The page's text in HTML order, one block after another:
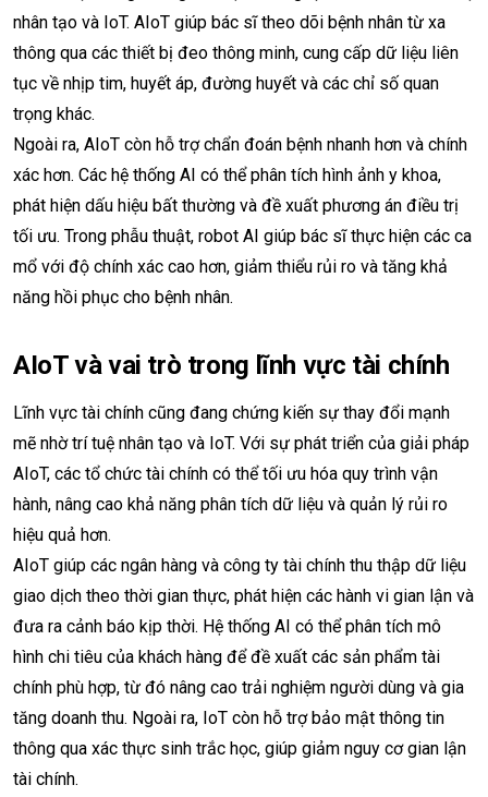
nhân tạo và IoT. AIoT giúp bác sĩ theo dõi bệnh nhân từ xa
thông qua các thiết bị đeo thông minh, cung cấp dữ liệu liên
tục về nhịp tim, huyết áp, đường huyết và các chỉ số quan
trọng khác.
Ngoài ra, AIoT còn hỗ trợ chẩn đoán bệnh nhanh hơn và chính
xác hơn. Các hệ thống AI có thể phân tích hình ảnh y khoa,
phát hiện dấu hiệu bất thường và đề xuất phương án điều trị
tối ưu. Trong phẫu thuật, robot AI giúp bác sĩ thực hiện các ca
mổ với độ chính xác cao hơn, giảm thiểu rủi ro và tăng khả
năng hồi phục cho bệnh nhân.
AIoT và vai trò trong lĩnh vực tài chính
Lĩnh vực tài chính cũng đang chứng kiến sự thay đổi mạnh
mẽ nhờ trí tuệ nhân tạo và IoT. Với sự phát triển của giải pháp
AIoT, các tổ chức tài chính có thể tối ưu hóa quy trình vận
hành, nâng cao khả năng phân tích dữ liệu và quản lý rủi ro
hiệu quả hơn.
AIoT giúp các ngân hàng và công ty tài chính thu thập dữ liệu
giao dịch theo thời gian thực, phát hiện các hành vi gian lận và
đưa ra cảnh báo kịp thời. Hệ thống AI có thể phân tích mô
hình chi tiêu của khách hàng để đề xuất các sản phẩm tài
chính phù hợp, từ đó nâng cao trải nghiệm người dùng và gia
tăng doanh thu. Ngoài ra, IoT còn hỗ trợ bảo mật thông tin
thông qua xác thực sinh trắc học, giúp giảm nguy cơ gian lận
tài chính.